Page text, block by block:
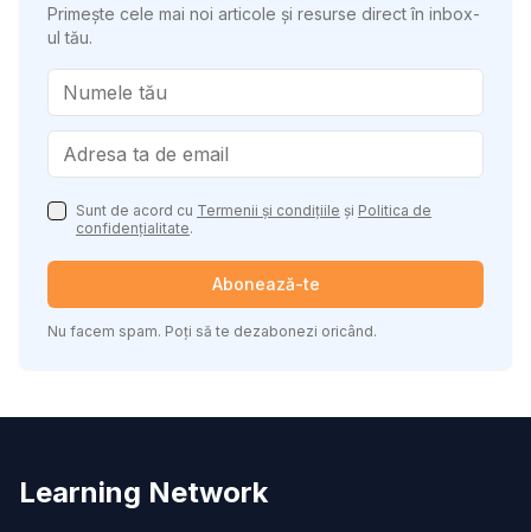
Primește cele mai noi articole și resurse direct în inbox-
ul tău.
Sunt de acord cu Termenii și condițiile și Politica de
confidențialitate.
Abonează-te
Nu facem spam. Poți să te dezabonezi oricând.
Learning Network